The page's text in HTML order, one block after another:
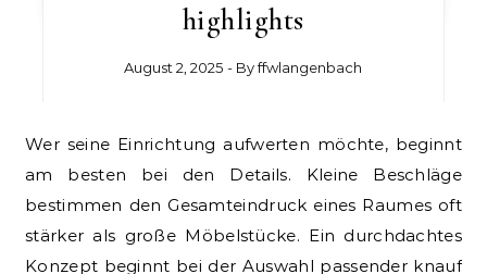
highlights
August 2, 2025 - Byffwlangenbach
Wer seine Einrichtung aufwerten möchte, beginnt
am besten bei den Details. Kleine Beschläge
bestimmen den Gesamteindruck eines Raumes oft
stärker als große Möbelstücke. Ein durchdachtes
Konzept beginnt bei der Auswahl passender knauf